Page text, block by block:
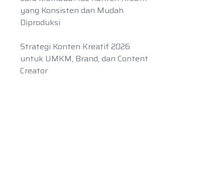
yang Konsisten dan Mudah
Diproduksi
Strategi Konten Kreatif 2026
untuk UMKM, Brand, dan Content
Creator